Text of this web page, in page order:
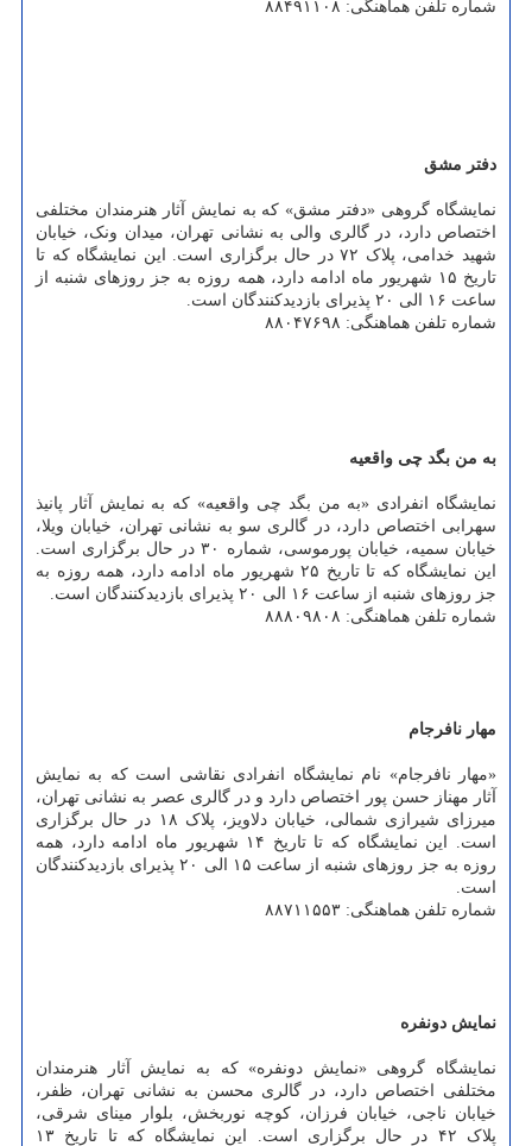
شماره تلفن هماهنگی: ۸۸۴۹۱۱۰۸
دفتر مشق
نمایشگاه گروهی «دفتر مشق» که به نمایش آثار هنرمندان مختلفی
اختصاص دارد، در گالری والی به نشانی تهران، میدان ونک، خیابان
شهید خدامی، پلاک ۷۲ در حال برگزاری است. این نمایشگاه که تا
تاریخ ۱۵ شهریور ماه ادامه دارد، همه روزه به جز روزهای شنبه از
ساعت ۱۶ الی ۲۰ پذیرای بازدیدکنندگان است.
شماره تلفن هماهنگی: ۸۸۰۴۷۶۹۸
به من بگد چی واقعیه
نمایشگاه انفرادی «به من بگد چی واقعیه» که به نمایش آثار پانیذ
سهرابی اختصاص دارد، در گالری سو به نشانی تهران، خیابان ویلا،
خیابان سمیه، خیابان پورموسی، شماره ۳۰ در حال برگزاری است.
این نمایشگاه که تا تاریخ ۲۵ شهریور ماه ادامه دارد، همه روزه به
جز روزهای شنبه از ساعت ۱۶ الی ۲۰ پذیرای بازدیدکنندگان است.
شماره تلفن هماهنگی: ۸۸۸۰۹۸۰۸
مهار نافرجام
«مهار نافرجام» نام نمایشگاه انفرادی نقاشی است که به نمایش
آثار مهناز حسن پور اختصاص دارد و در گالری عصر به نشانی تهران،
میرزای شیرازی شمالی، خیابان دلاویز، پلاک ۱۸ در حال برگزاری
است. این نمایشگاه که تا تاریخ ۱۴ شهریور ماه ادامه دارد، همه
روزه به جز روزهای شنبه از ساعت ۱۵ الی ۲۰ پذیرای بازدیدکنندگان
است.
شماره تلفن هماهنگی: ۸۸۷۱۱۵۵۳
نمایش دونفره
نمایشگاه گروهی «نمایش دونفره» که به نمایش آثار هنرمندان
مختلفی اختصاص دارد، در گالری محسن به نشانی تهران، ظفر،
خیابان ناجی، خیابان فرزان، کوچه نوربخش، بلوار مینای شرقی،
پلاک ۴۲ در حال برگزاری است. این نمایشگاه که تا تاریخ ۱۳